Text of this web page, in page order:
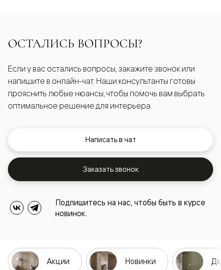
ОСТАЛИСЬ ВОПРОСЫ?
Если у вас остались вопросы, закажите звонок или
напишите в онлайн-чат. Наши консультанты готовы
прояснить любые нюансы, чтобы помочь вам выбрать
оптимальное решение для интерьера.
Написать в чат
Заказать звонок
Подпишитесь на нас, чтобы быть в курсе
новинок.
Акции Новинки